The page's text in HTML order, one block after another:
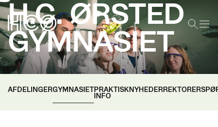
H.C. ØRSTED
GYMNASIET
AFDELINGERGYMNASIETPRAKTISK
INFO
NYHEDERREKTORER